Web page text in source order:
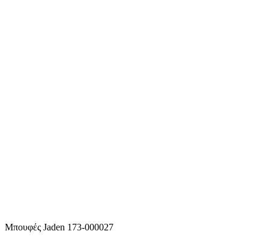
Μπουφές Jaden 173-000027